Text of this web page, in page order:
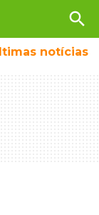
search
notícias